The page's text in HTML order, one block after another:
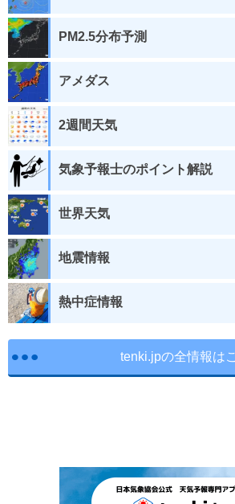
PM2.5分布予測
アメダス
2週間天気
気象予報士のポイント解説
世界天気
地震情報
熱中症情報
tenki.jpの全情報は